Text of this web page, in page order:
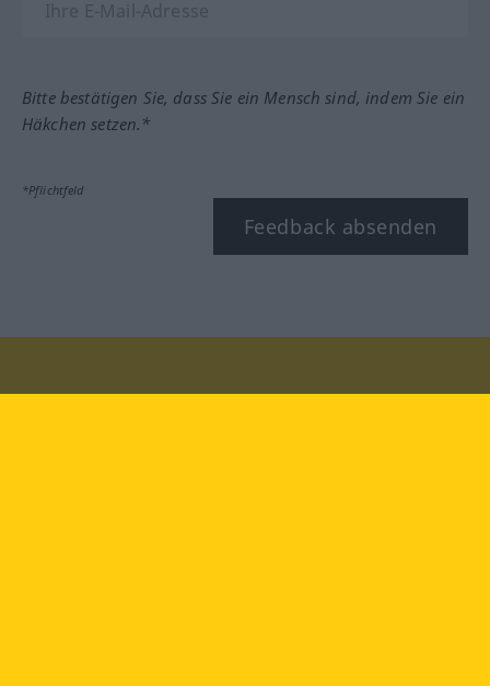
Bitte bestätigen Sie, dass Sie ein Mensch sind, indem Sie ein
Häkchen setzen.*
*Pflichtfeld
Feedback absenden